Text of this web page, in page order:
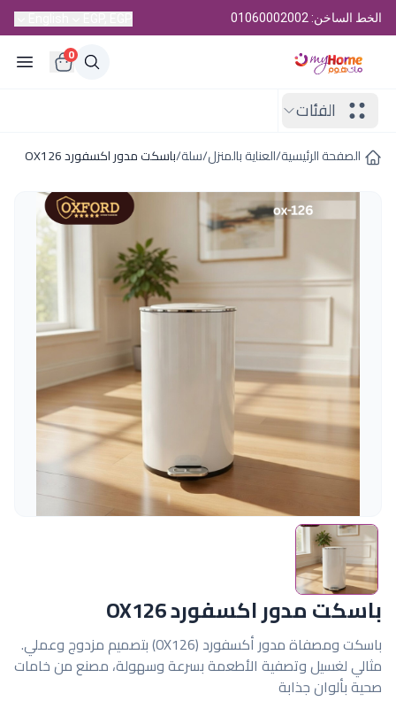
الخط الساخن: 01060002002
0
الفئات
الصفحة الرئيسية/العناية بالمنزل/سلة/باسكت مدور اكسفورد OX126
باسكت مدور اكسفورد OX126
باسكت ومصفاة مدور أكسفورد (OX126) بتصميم مزدوج وعملي.
مثالي لغسيل وتصفية الأطعمة بسرعة وسهولة، مصنع من خامات
صحية بألوان جذابة